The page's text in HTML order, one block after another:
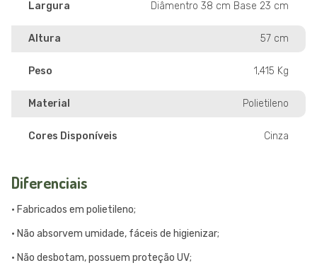
Largura Diâmentro 38 cm Base 23 cm
Altura 57 cm
Peso 1,415 Kg
Material Polietileno
Cores Disponíveis Cinza
Diferenciais
• Fabricados em polietileno;
• Não absorvem umidade, fáceis de higienizar;
• Não desbotam, possuem proteção UV;